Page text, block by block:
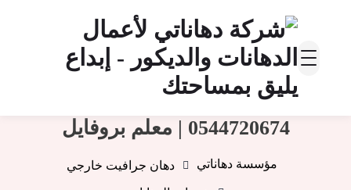
معلم جرافيت بخميس مشيط |
0544720674 | معلم بروفايل
مؤسسة دهاناتي دهان جرافيت خارجي